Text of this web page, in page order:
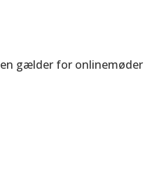
gælder for onlinemøder